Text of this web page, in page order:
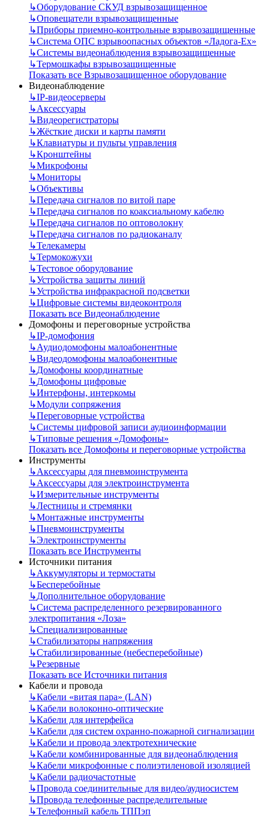
↳Оборудование СКУД взрывозащищенное
↳Оповещатели взрывозащищенные
↳Приборы приемно-контрольные взрывозащищенные
↳Система ОПС взрывоопасных объектов «Ладога-Ex»
↳Системы видеонаблюдения взрывозащищенные
↳Термошкафы взрывозащищенные
Показать все Взрывозащищенное оборудование
Видеонаблюдение
↳IP-видеосерверы
↳Аксессуары
↳Видеорегистраторы
↳Жёсткие диски и карты памяти
↳Клавиатуры и пульты управления
↳Кронштейны
↳Микрофоны
↳Мониторы
↳Объективы
↳Передача сигналов по витой паре
↳Передача сигналов по коаксиальному кабелю
↳Передача сигналов по оптоволокну
↳Передача сигналов по радиоканалу
↳Телекамеры
↳Термокожухи
↳Тестовое оборудование
↳Устройства защиты линий
↳Устройства инфракрасной подсветки
↳Цифровые системы видеоконтроля
Показать все Видеонаблюдение
Домофоны и переговорные устройства
↳IP-домофония
↳Аудиодомофоны малоабонентные
↳Видеодомофоны малоабонентные
↳Домофоны координатные
↳Домофоны цифровые
↳Интерфоны, интеркомы
↳Модули сопряжения
↳Переговорные устройства
↳Системы цифровой записи аудиоинформации
↳Типовые решения «Домофоны»
Показать все Домофоны и переговорные устройства
Инструменты
↳Аксессуары для пневмоинструмента
↳Аксессуары для электроинструмента
↳Измерительные инструменты
↳Лестницы и стремянки
↳Монтажные инструменты
↳Пневмоинструменты
↳Электроинструменты
Показать все Инструменты
Источники питания
↳Аккумуляторы и термостаты
↳Бесперебойные
↳Дополнительное оборудование
↳Система распределенного резервированного
электропитания «Лоза»
↳Специализированные
↳Стабилизаторы напряжения
↳Стабилизированные (небесперебойные)
↳Резервные
Показать все Источники питания
Кабели и провода
↳Кабели «витая пара» (LAN)
↳Кабели волоконно-оптические
↳Кабели для интерфейса
↳Кабели для систем охранно-пожарной сигнализации
↳Кабели и провода электротехнические
↳Кабели комбинированные для видеонаблюдения
↳Кабели микрофонные с полиэтиленовой изоляцией
↳Кабели радиочастотные
↳Провода соединительные для видео/аудиосистем
↳Провода телефонные распределительные
↳Телефонный кабель ТППэп